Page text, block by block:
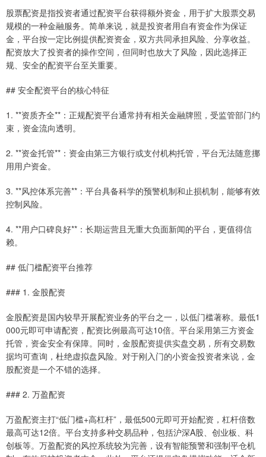
股票配资是指投资者通过配资平台获得额外资金，用于扩大股票交易
规模的一种金融服务。简单来说，就是投资者用自有资金作为保证
金，平台按一定比例提供配资资金，双方共同承担风险、分享收益。
配资放大了投资者的操作空间，但同时也放大了风险，因此选择正
规、安全的配资平台至关重要。
## 安全配资平台的核心特征
1. **资质齐全**：正规配资平台通常持有相关金融牌照，受监管部门约
束，资金流向透明。
2. **资金托管**：资金由第三方银行或支付机构托管，平台无法随意挪
用用户资金。
3. **风控体系完善**：平台具备科学的预警机制和止损机制，能够有效
控制风险。
4. **用户口碑良好**：长期运营且无重大负面新闻的平台，更值得信
赖。
## 低门槛配资平台推荐
### 1. 金股配资
金股配资是国内较早开展配资业务的平台之一，以低门槛著称。最低1
000元即可申请配资，配资比例最高可达10倍。平台采用第三方资金
托管，资金安全有保障。同时，金股配资提供实盘交易，所有交易数
据均可查询，杜绝虚拟盘风险。对于刚入门的小资金投资者来说，金
股配资是一个不错的选择。
### 2. 万盈配资
万盈配资主打“低门槛+高杠杆”，最低500元即可开始配资，杠杆倍数
最高可达12倍。平台支持多种交易品种，包括沪深A股、创业板、科
创板等。万盈配资的风控系统较为完善，设有智能预警和强制平仓机